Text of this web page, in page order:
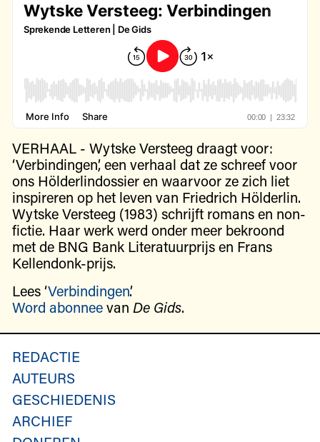
VERHAAL - Wytske Versteeg draagt voor:
‘Verbindingen’, een verhaal dat ze schreef voor
ons Hölderlindossier en waarvoor ze zich liet
inspireren op het leven van Friedrich Hölderlin.
Wytske Versteeg (1983) schrijft romans en non-
fictie. Haar werk werd onder meer bekroond
met de BNG Bank Literatuurprijs en Frans
Kellendonk-prijs.
Lees ‘Verbindingen’.
Word abonneevan De Gids.
REDACTIE
AUTEURS
GESCHIEDENIS
ARCHIEF